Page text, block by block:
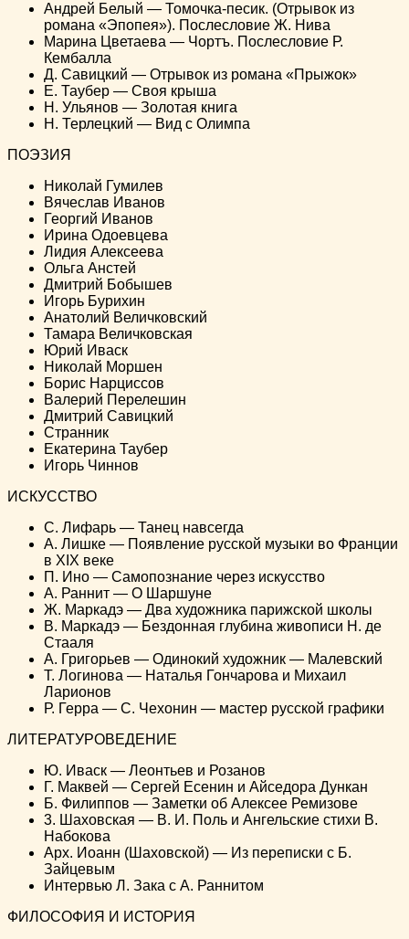
Андрей Белый — Томочка-песик. (Отрывок из
романа «Эпопея»). Послесловие Ж. Нива
Марина Цветаева — Чортъ. Послесловие Р.
Кембалла
Д. Савицкий — Отрывок из романа «Прыжок»
Е. Таубер — Своя крыша
Н. Ульянов — Золотая книга
Н. Терлецкий — Вид с Олимпа
ПОЭЗИЯ
Николай Гумилев
Вячеслав Иванов
Георгий Иванов
Ирина Одоевцева
Лидия Алексеева
Ольга Анстей
Дмитрий Бобышев
Игорь Бурихин
Анатолий Величковский
Тамара Величковская
Юрий Иваск
Николай Моршен
Борис Нарциссов
Валерий Перелешин
Дмитрий Савицкий
Странник
Екатерина Таубер
Игорь Чиннов
ИСКУССТВО
С. Лифарь — Танец навсегда
А. Лишке — Появление русской музыки во Франции
в XIX веке
П. Ино — Самопознание через искусство
A. Раннит — О Шаршуне
Ж. Маркадэ — Два художника парижской школы
B. Маркадэ — Бездонная глубина живописи Н. де
Стааля
А. Григорьев — Одинокий художник — Малевский
Т. Логинова — Наталья Гончарова и Михаил
Ларионов
Р. Герра — С. Чехонин — мастер русской графики
ЛИТЕРАТУРОВЕДЕНИЕ
Ю. Иваск — Леонтьев и Розанов
Г. Маквей — Сергей Есенин и Айседора Дункан
Б. Филиппов — Заметки об Алексее Ремизове
3. Шаховская — В. И. Поль и Ангельские стихи В.
Набокова
Арх. Иоанн (Шаховской) — Из переписки с Б.
Зайцевым
Интервью Л. Зака с А. Раннитом
ФИЛОСОФИЯ И ИСТОРИЯ